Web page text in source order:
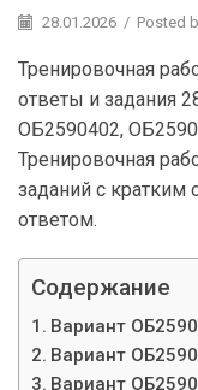
28.01.2026 / Posted
Тренировочная
ответы и задания
ОБ2590402,
Тренировочная
заданий с кратким
ответом.
Содержание
Вариант
Вариант
Вариант